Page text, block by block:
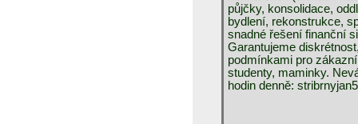
půjčky, konsolidace,
bydlení, rekonstrukce,
snadné řešení finanční
Garantujeme
podmínkami pro
studenty, maminky.
hodin denně: